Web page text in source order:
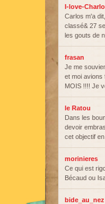
I-love-
Carlos m'a
classé& 27
les gouts de
frasan
Je me
et moi avions
MOIS !!!! Je
le Ratou
Dans les
devoir
cet objectif
morinieres
Ce qui est
Bécaud ou
bide_au_nez